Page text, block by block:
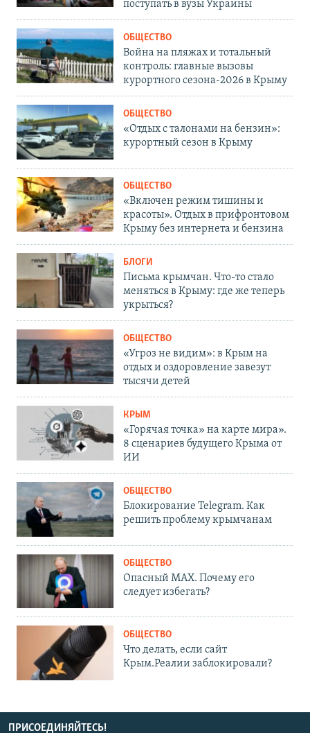
поступать в вузы Украины
ОБЩЕСТВО
Война на пляжах и тотальный
контроль: главные вызовы
курортного сезона-2026 в Крыму
ОБЩЕСТВО
«Отдых с талонами на бензин»:
курортный сезон в Крыму
ОБЩЕСТВО
«Включен режим тишины и
красоты». Отдых в прифронтовом
Крыму без интернета и бензина
БЛОГИ
Письма крымчан. Что-то стало
меняться в Крыму: где же теперь
укрыться?
ОБЩЕСТВО
«Угроз не видим»: в Крым на
отдых и оздоровление завезут
тысячи детей
КРЫМ
«Горячая точка» на карте мира».
8 сценариев будущего Крыма от
ИИ
ОБЩЕСТВО
Блокирование Telegram. Как
решить проблему крымчанам
ОБЩЕСТВО
Опасный MAX. Почему его
следует избегать?
ОБЩЕСТВО
Что делать, если сайт
Крым.Реалии заблокировали?
ПРИСОЕДИНЯЙТЕСЬ!